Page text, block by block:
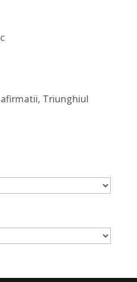
afirmatii, Triunghiul